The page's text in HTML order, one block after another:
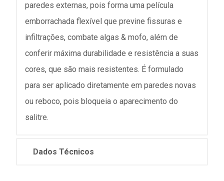
paredes externas, pois forma uma película
emborrachada flexível que previne fissuras e
infiltrações, combate algas & mofo, além de
conferir máxima durabilidade e resistência a suas
cores, que são mais resistentes. É formulado
para ser aplicado diretamente em paredes novas
ou reboco, pois bloqueia o aparecimento do
salitre.
Dados Técnicos